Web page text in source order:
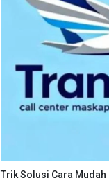
Trik Solusi Cara